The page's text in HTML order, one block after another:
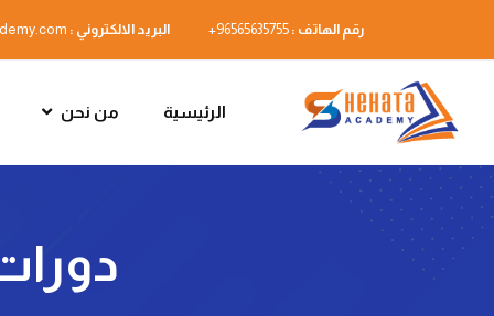
رقم الهاتف : 96565635755+ البريد الالكتروني :
الرئيسية من نحن